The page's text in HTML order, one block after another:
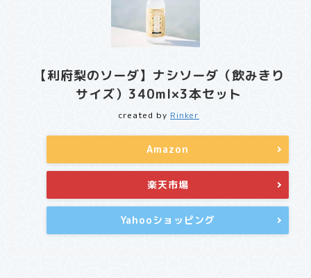
【利府梨のソーダ】ナシソーダ（飲みきり
サイズ）340ml×3本セット
created by Rinker
Amazon
楽天市場
Yahooショッピング